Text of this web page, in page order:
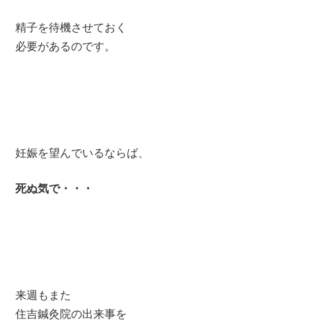
精子を待機させておく
必要があるのです。
妊娠を望んでいるならば、
死ぬ気で・・・
来週もまた
住吉鍼灸院の出来事を